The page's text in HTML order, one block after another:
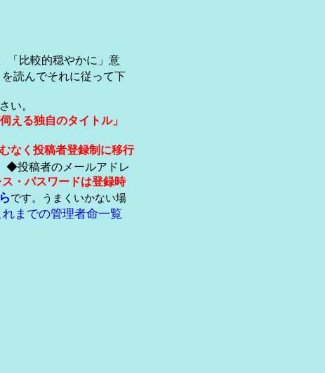
「比較的穏やかに」意
を読んでそれに従って下
い。
える独自のタイトル」
なく投稿者登録制に移行
◆投稿者のメールアドレ
・パスワードは登録時
です。うまくいかない場
れまでの管理者命一覧